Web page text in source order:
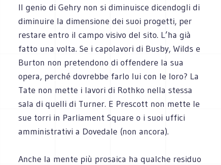
Il genio di Gehry non si diminuisce dicendogli di
diminuire la dimensione dei suoi progetti, per
restare entro il campo visivo del sito. L’ha già
fatto una volta. Se i capolavori di Busby, Wilds e
Burton non pretendono di offendere la sua
opera, perché dovrebbe farlo lui con le loro? La
Tate non mette i lavori di Rothko nella stessa
sala di quelli di Turner. E Prescott non mette le
sue torri in Parliament Square o i suoi uffici
amministrativi a Dovedale (non ancora).
Anche la mente più prosaica ha qualche residuo